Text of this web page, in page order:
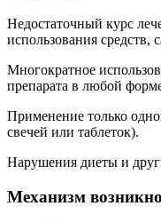
Недостаточный курс
использования средств,
Многократное
препарата в любой
Применение только
свечей или таблеток).
Нарушения диеты и
Механизм